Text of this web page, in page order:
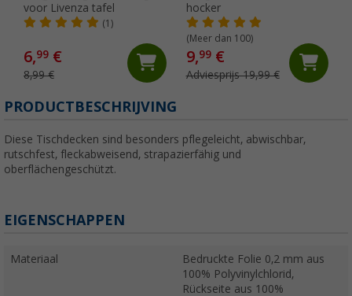
voor Livenza tafel
(1)
6,99 €
8,99 €
hocker
(Meer dan 100)
9,99€
Adviesprijs 19,99 €
PRODUCTBESCHRIJVING
Diese Tischdecken sind besonders pflegeleicht, abwischbar,
rutschfest, fleckabweisend, strapazierfähig und
oberflächengeschützt.
EIGENSCHAPPEN
Materiaal
Bedruckte Folie 0,2 mm aus
100% Polyvinylchlorid,
Rückseite aus 100%